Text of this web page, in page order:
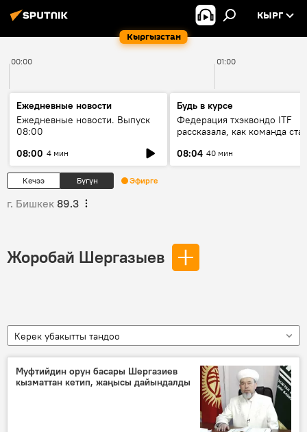
Кыргызстан
КЫРГ
00:00 01:00
Ежедневные новости
Ежедневные новости. Выпуск
08:00
08:00 4 мин
Будь в курсе
Федерация тхэквондо ITF
рассказала, как команда
08:04 40 мин
Кечээ Бүгүн Эфирге
г. Бишкек 89.3
Жоробай Шергазыев
Керек убакытты тандоо
Муфтийдин орун басары Шергазиев
кызматтан кетип, жаңысы дайындалды